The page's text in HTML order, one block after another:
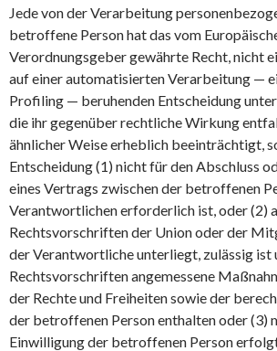
Jede von der Verarbeitung
betroffene Person hat das vom
Verordnungsgeber gewährte Recht, nicht
auf einer automatisierten Verarbeitung —
Profiling — beruhenden Entscheidung
die ihr gegenüber rechtliche Wirkung
ähnlicher Weise erheblich beeinträchtigt,
Entscheidung (1) nicht für den Abschluss
eines Vertrags zwischen der betroffenen
Verantwortlichen erforderlich ist, oder (2)
Rechtsvorschriften der Union oder der
der Verantwortliche unterliegt, zulässig ist
Rechtsvorschriften angemessene
der Rechte und Freiheiten sowie der
der betroffenen Person enthalten oder (3)
Einwilligung der betroffenen Person